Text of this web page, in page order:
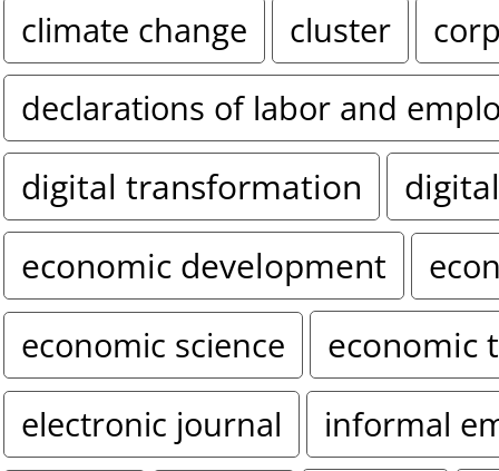
climate change
cluster
declarations of labor and
digital transformation
economic development
economic science
economic
electronic journal informal